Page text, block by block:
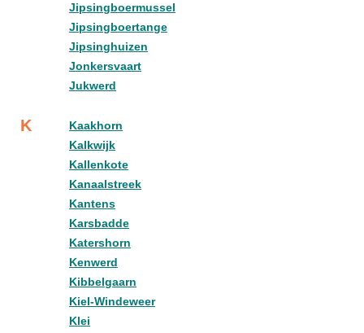
Jipsingboermussel
Jipsingboertange
Jipsinghuizen
Jonkersvaart
Jukwerd
K
Kaakhorn
Kalkwijk
Kallenkote
Kanaalstreek
Kantens
Karsbadde
Katershorn
Kenwerd
Kibbelgaarn
Kiel-Windeweer
Klei